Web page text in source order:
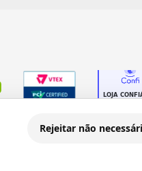
Rejeitar não